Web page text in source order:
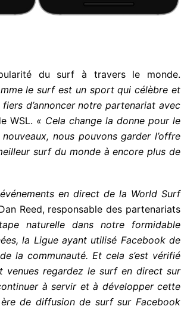
du surf à travers le monde.
le surf est un sport qui célèbre et
d’annoncer notre partenariat avec
WSL. « Cela change la donne pour le
nous pouvons garder l’offre
surf du monde à encore plus de
en direct de la World Surf
Reed, responsable des partenariats
naturelle dans notre formidable
la Ligue ayant utilisé Facebook de
la communauté. Et cela s’est vérifié
venues regardez le surf en direct sur
à servir et à développer cette
de diffusion de surf sur Facebook